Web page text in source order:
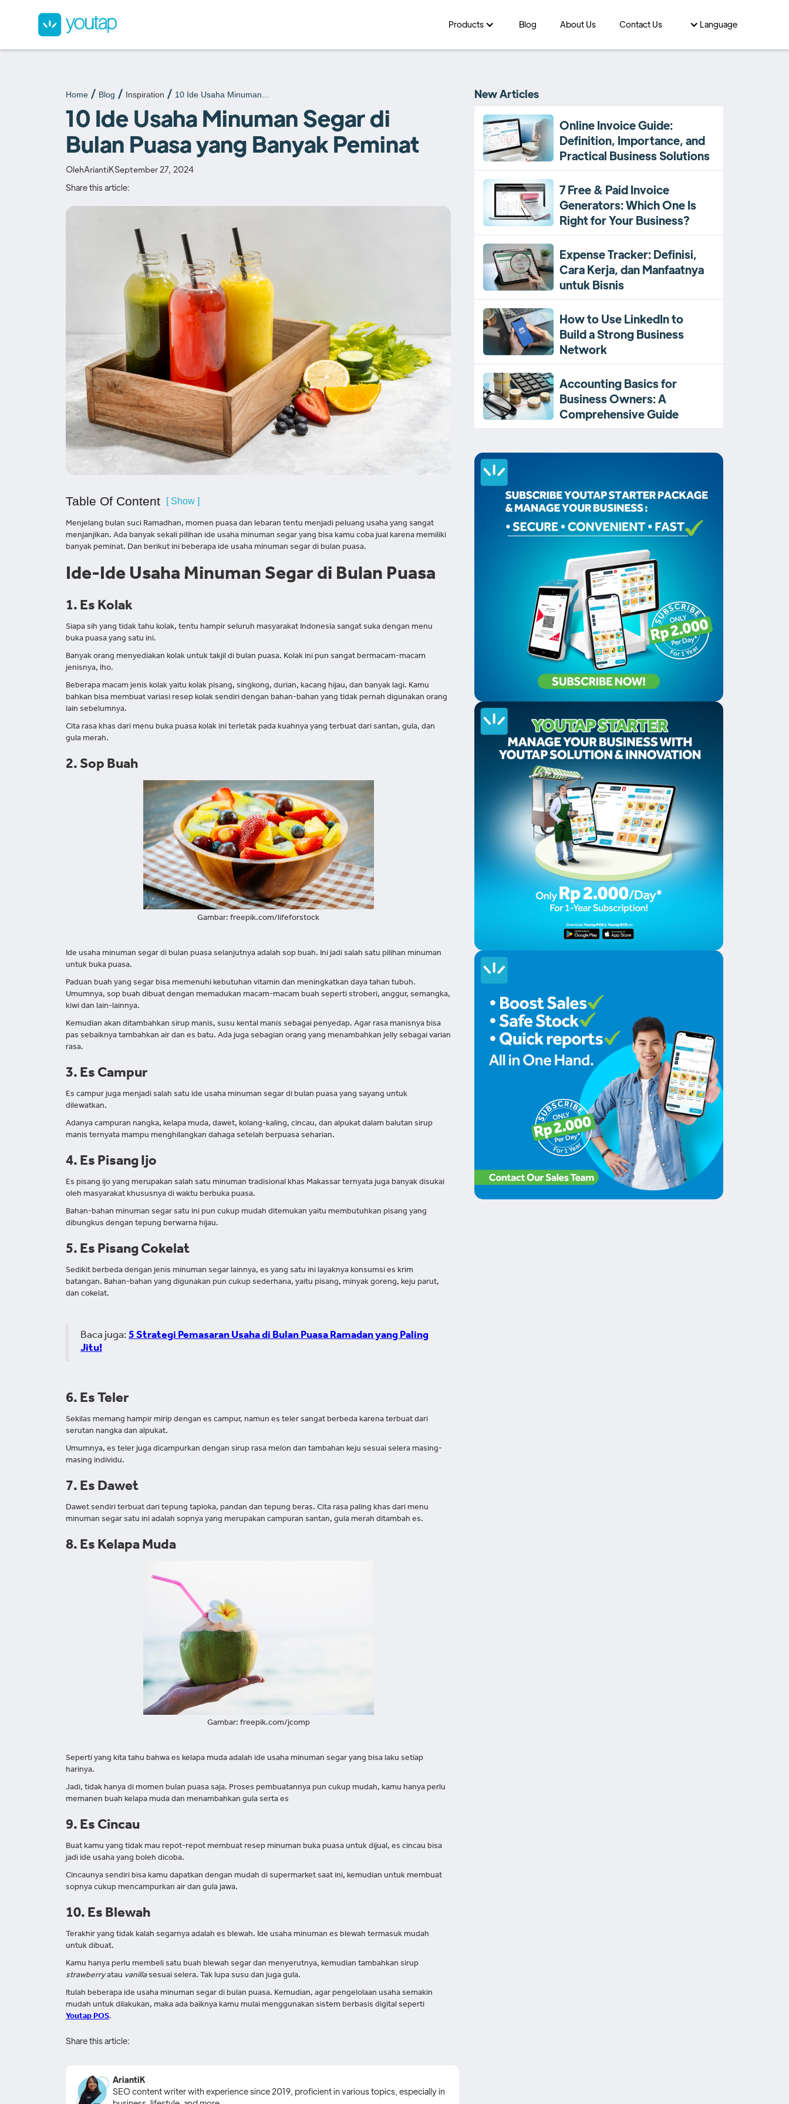
Products Blog About Us Contact Us Language
Home Blog Inspiration 10 Ide Usaha Minuman...
10 Ide Usaha Minuman Segar di
Bulan Puasa yang Banyak Peminat
OlehAriantiKSeptember 27, 2024
Share this article:
Table Of Content [ Show ]
Menjelang bulan suci Ramadhan, momen puasa dan lebaran tentu menjadi peluang usaha yang sangat
menjanjikan. Ada banyak sekali pilihan ide usaha minuman segar yang bisa kamu coba jual karena memiliki
banyak peminat. Dan berikut ini beberapa ide usaha minuman segar di bulan puasa.
Ide-Ide Usaha Minuman Segar di Bulan Puasa
1. Es Kolak
Siapa sih yang tidak tahu kolak, tentu hampir seluruh masyarakat Indonesia sangat suka dengan menu
buka puasa yang satu ini.
Banyak orang menyediakan kolak untuk takjil di bulan puasa. Kolak ini pun sangat bermacam-macam
jenisnya, lho.
Beberapa macam jenis kolak yaitu kolak pisang, singkong, durian, kacang hijau, dan banyak lagi. Kamu
bahkan bisa membuat variasi resep kolak sendiri dengan bahan-bahan yang tidak pernah digunakan orang
lain sebelumnya.
Cita rasa khas dari menu buka puasa kolak ini terletak pada kuahnya yang terbuat dari santan, gula, dan
gula merah.
2. Sop Buah
Gambar: freepik.com/lifeforstock
Ide usaha minuman segar di bulan puasa selanjutnya adalah sop buah. Ini jadi salah satu pilihan minuman
untuk buka puasa.
Paduan buah yang segar bisa memenuhi kebutuhan vitamin dan meningkatkan daya tahan tubuh.
Umumnya, sop buah dibuat dengan memadukan macam-macam buah seperti stroberi, anggur, semangka,
kiwi dan lain-lainnya.
Kemudian akan ditambahkan sirup manis, susu kental manis sebagai penyedap. Agar rasa manisnya bisa
pas sebaiknya tambahkan air dan es batu. Ada juga sebagian orang yang menambahkan jelly sebagai varian
rasa.
3. Es Campur
Es campur juga menjadi salah satu ide usaha minuman segar di bulan puasa yang sayang untuk
dilewatkan.
Adanya campuran nangka, kelapa muda, dawet, kolang-kaling, cincau, dan alpukat dalam balutan sirup
manis ternyata mampu menghilangkan dahaga setelah berpuasa seharian.
4. Es Pisang Ijo
Es pisang ijo yang merupakan salah satu minuman tradisional khas Makassar ternyata juga banyak disukai
oleh masyarakat khususnya di waktu berbuka puasa.
Bahan-bahan minuman segar satu ini pun cukup mudah ditemukan yaitu membutuhkan pisang yang
dibungkus dengan tepung berwarna hijau.
5. Es Pisang Cokelat
Sedikit berbeda dengan jenis minuman segar lainnya, es yang satu ini layaknya konsumsi es krim
batangan. Bahan-bahan yang digunakan pun cukup sederhana, yaitu pisang, minyak goreng, keju parut,
dan cokelat.
Baca juga: 5 Strategi Pemasaran Usaha di Bulan Puasa Ramadan yang Paling
Jitu!
6. Es Teler
Sekilas memang hampir mirip dengan es campur, namun es teler sangat berbeda karena terbuat dari
serutan nangka dan alpukat.
Umumnya, es teler juga dicampurkan dengan sirup rasa melon dan tambahan keju sesuai selera masing-
masing individu.
7. Es Dawet
Dawet sendiri terbuat dari tepung tapioka, pandan dan tepung beras. Cita rasa paling khas dari menu
minuman segar satu ini adalah sopnya yang merupakan campuran santan, gula merah ditambah es.
8. Es Kelapa Muda
Gambar: freepik.com/jcomp
Seperti yang kita tahu bahwa es kelapa muda adalah ide usaha minuman segar yang bisa laku setiap
harinya.
Jadi, tidak hanya di momen bulan puasa saja. Proses pembuatannya pun cukup mudah, kamu hanya perlu
memanen buah kelapa muda dan menambahkan gula serta es
9. Es Cincau
Buat kamu yang tidak mau repot-repot membuat resep minuman buka puasa untuk dijual, es cincau bisa
jadi ide usaha yang boleh dicoba.
Cincaunya sendiri bisa kamu dapatkan dengan mudah di supermarket saat ini, kemudian untuk membuat
sopnya cukup mencampurkan air dan gula jawa.
10. Es Blewah
Terakhir yang tidak kalah segarnya adalah es blewah. Ide usaha minuman es blewah termasuk mudah
untuk dibuat.
Kamu hanya perlu membeli satu buah blewah segar dan menyerutnya, kemudian tambahkan sirup
strawberryatau vanillasesuai selera. Tak lupa susu dan juga gula.
Itulah beberapa ide usaha minuman segar di bulan puasa. Kemudian, agar pengelolaan usaha semakin
mudah untuk dilakukan, maka ada baiknya kamu mulai menggunakan sistem berbasis digital seperti
Youtap POS.
New Articles
Online Invoice Guide:
Definition, Importance, and
Practical Business Solutions
7 Free & Paid Invoice
Generators: Which One Is
Right for Your Business?
Expense Tracker: Definisi,
Cara Kerja, dan Manfaatnya
untuk Bisnis
How to Use LinkedIn to
Build a Strong Business
Network
Accounting Basics for
Business Owners: A
Comprehensive Guide
Share this article:
AriantiK
SEO content writer with experience since 2019, proficient in various topics, especially in